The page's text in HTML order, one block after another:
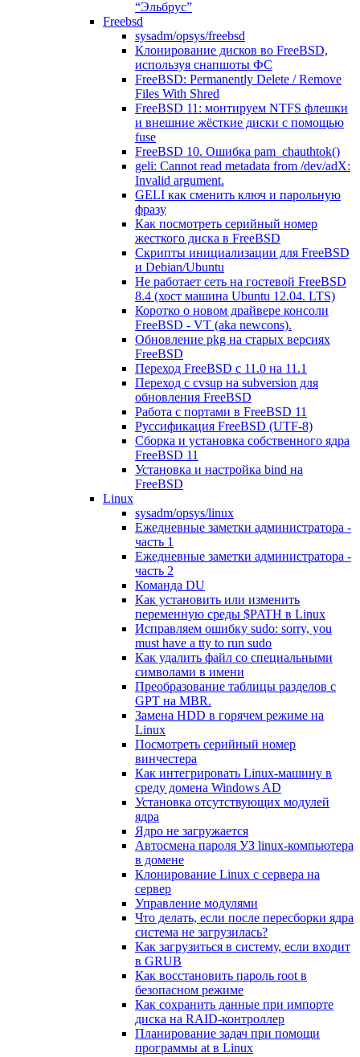
“Эльбрус”
Freebsd
sysadm/opsys/freebsd
Клонирование дисков во FreeBSD,
используя снапшоты ФС
FreeBSD: Permanently Delete / Remove
Files With Shred
FreeBSD 11: монтируем NTFS флешки
и внешние жёсткие диски с помощью
fuse
FreeBSD 10. Ошибка pam_chauthtok()
geli: Cannot read metadata from /dev/adX:
Invalid argument.
GELI как сменить ключ и парольную
фразу
Как посмотреть серийный номер
жесткого диска в FreeBSD
Скрипты инициализации для FreeBSD
и Debian/Ubuntu
Не работает сеть на гостевой FreeBSD
8.4 (хост машина Ubuntu 12.04. LTS)
Коротко о новом драйвере консоли
FreeBSD - VT (aka newcons).
Обновление pkg на старых версиях
FreeBSD
Переход FreeBSD c 11.0 на 11.1
Переход с cvsup на subversion для
обновления FreeBSD
Работа с портами в FreeBSD 11
Руссификация FreeBSD (UTF-8)
Сборка и установка собственного ядра
FreeBSD 11
Установка и настройка bind на
FreeBSD
Linux
sysadm/opsys/linux
Ежедневные заметки администратора -
часть 1
Ежедневные заметки администратора -
часть 2
Команда DU
Как установить или изменить
переменную среды $PATH в Linux
Исправляем ошибку sudo: sorry, you
must have a tty to run sudo
Как удалить файл со специальными
символами в имени
Преобразование таблицы разделов с
GPT на MBR.
Замена HDD в горячем режиме на
Linux
Посмотреть серийный номер
винчестера
Как интегрировать Linux-машину в
среду домена Windows AD
Установка отсутствующих модулей
ядра
Ядро не загружается
Автосмена пароля УЗ linux-компьютера
в домене
Клонирование Linux с сервера на
сервер
Управление модулями
Что делать, если после пересборки ядра
система не загрузилась?
Как загрузиться в систему, если входит
в GRUB
Как восстановить пароль root в
безопасном режиме
Как сохранить данные при импорте
диска на RAID-контроллер
Планирование задач при помощи
программы at в Linux